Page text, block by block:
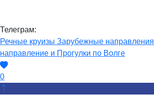
Телеграм:
Речные круизы Зарубежные направления
направление и Прогулки по Волге
0